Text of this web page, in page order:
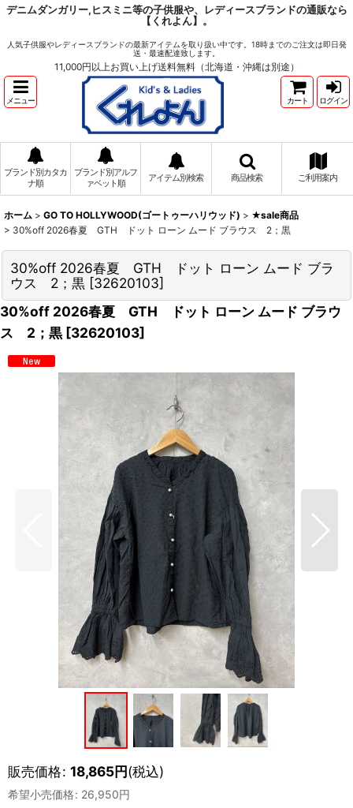
デニムダンガリー,ヒスミニ等の子供服や、レディースブランドの通販なら
【くれよん】。
人気子供服やレディースブランドの最新アイテムを取り扱い中です。18時までのご注文は即日発
送・最速配達致します。
11,000円以上お買い上げ送料無料（北海道・沖縄は別途）
メニュー カート ログイン
ブランド別カタカ
ナ順
ブランド別アルフ
ァベット順
アイテム別検索 商品検索 ご利用案内
ホーム > GO TO HOLLYWOOD(ゴートゥーハリウッド) > ★sale商品
> 30%off 2026春夏 GTH ドット ローン ムード ブラウス 2；黒
30%off 2026春夏 GTH ドット ローン ムード ブラ
ウス 2；黒 [32620103]
30%off 2026春夏 GTH ドット ローン ムード ブラウ
ス 2；黒 [32620103]
販売価格: 18,865円(税込)
希望小売価格: 26,950円